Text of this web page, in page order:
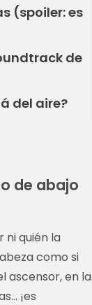
(spoiler: es
de
del aire?
de abajo
ni quién la
como si
ascensor, en la
¡es